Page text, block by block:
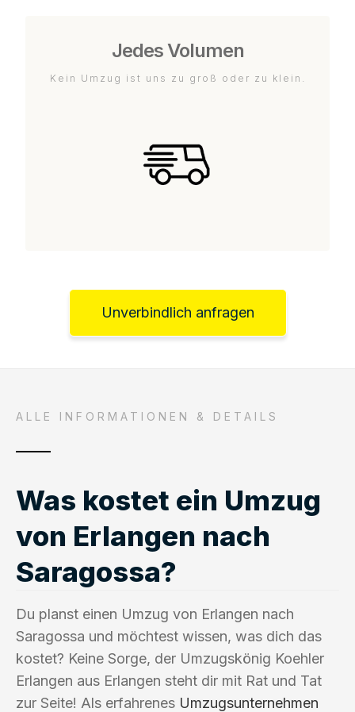
Jedes Volumen
Kein Umzug ist uns zu groß oder zu klein.
Unverbindlich anfragen
ALLE INFORMATIONEN & DETAILS
Was kostet ein Umzug
von Erlangen nach
Saragossa?
Du planst einen Umzug von Erlangen nach
Saragossa und möchtest wissen, was dich das
kostet? Keine Sorge, der Umzugskönig Koehler
Erlangen aus Erlangen steht dir mit Rat und Tat
zur Seite! Als erfahrenes Umzugsunternehmen